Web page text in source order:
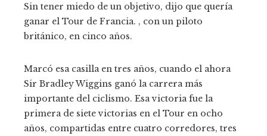
Sin tener miedo de un objetivo, dijo que quería
ganar el Tour de Francia. , con un piloto
británico, en cinco años.
Marcó esa casilla en tres años, cuando el ahora
Sir Bradley Wiggins ganó la carrera más
importante del ciclismo. Esa victoria fue la
primera de siete victorias en el Tour en ocho
años, compartidas entre cuatro corredores, tres